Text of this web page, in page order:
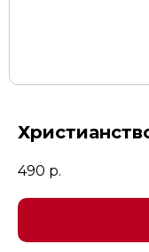
490 р.